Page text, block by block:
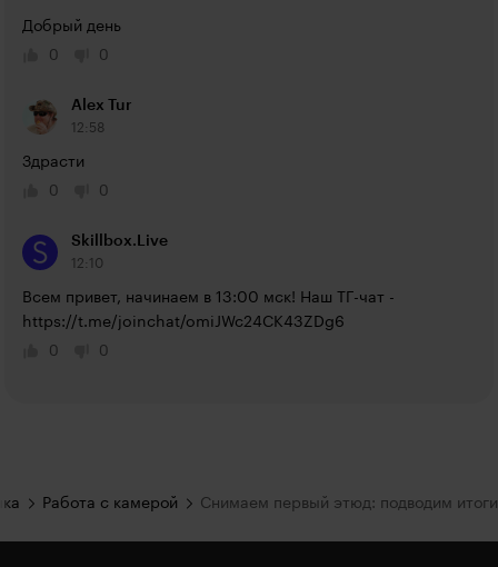
Добрый день
0
0
Alex Tur
12:58
Здрасти
0
0
Skillbox.Live
12:10
https://t.me/joinchat/omiJWc24CK43ZDg6
0
0
Работа с камерой Снимаем первый этюд: подводим итоги